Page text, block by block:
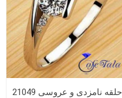
حلقه نامزدی و عروسی 21049